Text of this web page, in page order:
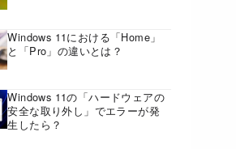
Windows 11における「Home」
と「Pro」の違いとは？
Windows 11の「ハードウェアの
安全な取り外し」でエラーが発
生したら？